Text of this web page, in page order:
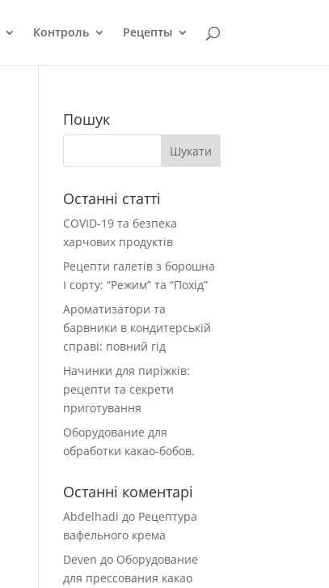
Контроль Рецепты
Пошук
Останні статті
COVID-19 та безпека
харчових продуктів
Рецепти галетів з борошна
І сорту: “Режим” та “Похід”
Ароматизатори та
барвники в кондитерській
справі: повний гід
Начинки для пиріжків:
рецепти та секрети
приготування
Оборудование для
обработки какао-бобов.
Останні коментарі
Abdelhadi до Рецептура
вафельного крема
Deven до Оборудование
для прессования какао